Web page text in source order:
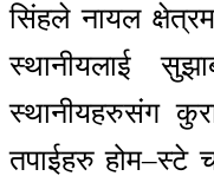
सिंहले नायल
स्थानीयलाई
स्थानीयहरुसंग
तपाईहरु होम–स्टे